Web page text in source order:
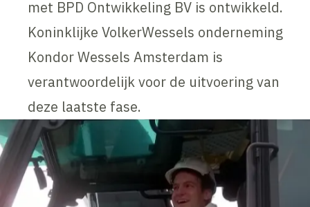
met BPD Ontwikkeling BV is ontwikkeld.
Koninklijke VolkerWessels onderneming
Kondor Wessels Amsterdam is
verantwoordelijk voor de uitvoering van
deze laatste fase.